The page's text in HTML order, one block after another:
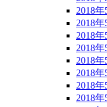
2018年
2018年
2018年
2018年
2018年
2018年
2018年
2018年